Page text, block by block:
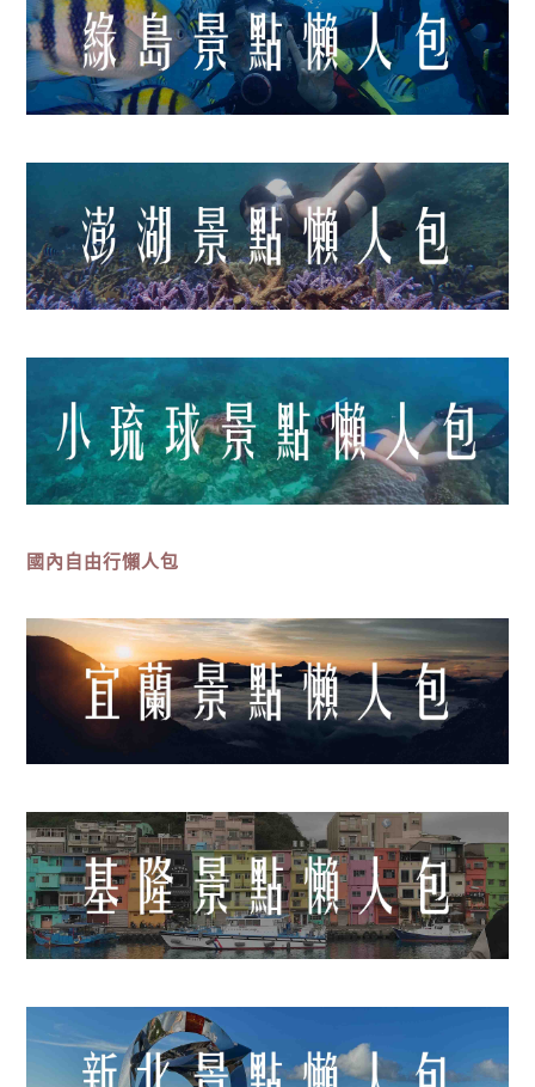
國內自由行懶人包